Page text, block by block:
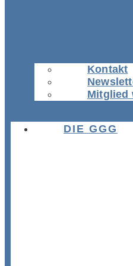
Kontakt
Mitglied
DIE GGG